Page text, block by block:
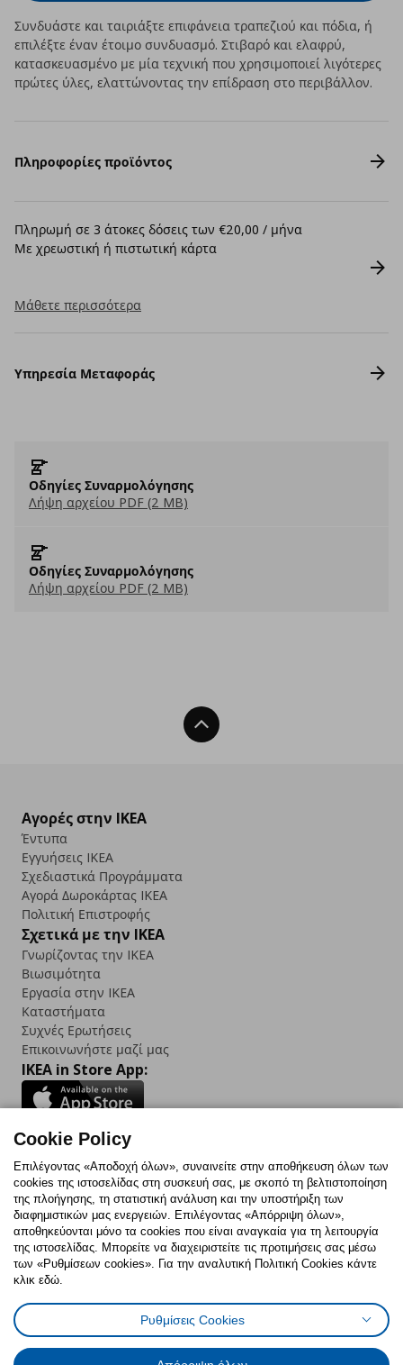
Συνδυάστε και ταιριάξτε επιφάνεια τραπεζιού και πόδια, ή
επιλέξτε έναν έτοιμο συνδυασμό. Στιβαρό και ελαφρύ,
κατασκευασμένο με μία τεχνική που χρησιμοποιεί λιγότερες
πρώτες ύλες, ελαττώνοντας την επίδραση στο περιβάλλον.
Πληροφορίες προϊόντος
Πληρωμή σε 3 άτοκες δόσεις των €20,00 / μήνα
Με χρεωστική ή πιστωτική κάρτα
Μάθετε περισσότερα
Υπηρεσία Μεταφοράς
Οδηγίες Συναρμολόγησης
Λήψη αρχείου PDF (2 MB)
Οδηγίες Συναρμολόγησης
Λήψη αρχείου PDF (2 MB)
Back To Top
Αγορές στην IKEA
Έντυπα
Εγγυήσεις IKEA
Σχεδιαστικά Προγράμματα
Αγορά Δωρoκάρτας IKEA
Πολιτική Επιστροφής
Σχετικά με την IKEA
Γνωρίζοντας την IKEA
Βιωσιμότητα
Εργασία στην IKEA
Καταστήματα
Συχνές Ερωτήσεις
Επικοινωνήστε μαζί μας
IKEA in Store App:
Follow us:
FacebookInstagram
TikTokYoutubePinterestTwitter
Πολιτική CookiesΔήλωση ψηφιακής προσβασιμότητας
Ρυθμίσεις cookiesΌροι Χρήσης
Γενική Πολιτική Προσωπικών Δεδομένων
Πολιτική Προσωπικών Δεδομένων για ΙΚΕΑ.gr
Cookie Policy
Επιλέγοντας «Αποδοχή όλων», συναινείτε στην αποθήκευση όλων των
cookies της ιστοσελίδας στη συσκευή σας, με σκοπό τη βελτιστοποίηση
της πλοήγησης, τη στατιστική ανάλυση και την υποστήριξη των
διαφημιστικών μας ενεργειών. Επιλέγοντας «Απόρριψη όλων»,
αποθηκεύονται μόνο τα cookies που είναι αναγκαία για τη λειτουργία
της ιστοσελίδας. Μπορείτε να διαχειριστείτε τις προτιμήσεις σας μέσω
των «Ρυθμίσεων cookies». Για την αναλυτική Πολιτική Cookies κάντε
κλικ εδώ.
Ρυθμίσεις Cookies